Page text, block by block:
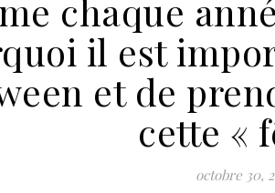
chaque
il est
et de
cette «
octobre 30,